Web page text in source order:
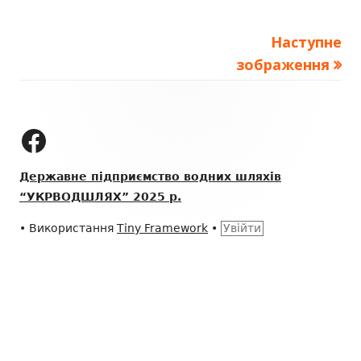
Наступне
зображення
колонтитулу
ДП "УКРВОДШЛЯХ" на Facebook
Державне підприємство водних шляхів
“УКРВОДШЛЯХ” 2025 р.
• Використання Tiny Framework • Увійти